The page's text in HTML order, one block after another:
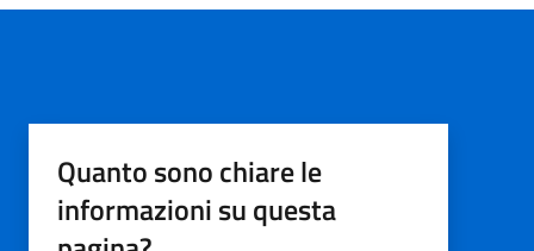
Quanto sono chiare le
informazioni su questa